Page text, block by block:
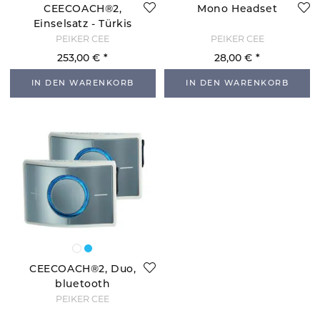
CEECOACH®2,
Einselsatz - Türkis
PEIKER CEE
253,00 €
IN DEN WARENKORB
Mono Headset
PEIKER CEE
28,00 €
IN DEN WARENKORB
CEECOACH®2, Duo,
bluetooth
(weiß/silber)
PEIKER CEE